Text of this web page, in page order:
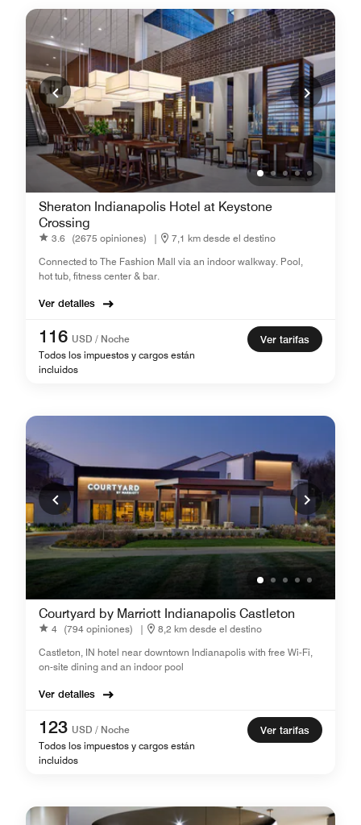
Sheraton Indianapolis Hotel at Keystone
Crossing
3.6 (2675 opiniones) |
7,1 km desde el destino
Connected to The Fashion Mall via an indoor walkway. Pool,
hot tub, fitness center & bar.
Ver detalles
116 USD / Noche
Todos los impuestos y cargos están
incluidos
Ver tarifas
Courtyard by Marriott Indianapolis Castleton
4 (794 opiniones) |
8,2 km desde el destino
Castleton, IN hotel near downtown Indianapolis with free Wi-Fi,
on-site dining and an indoor pool
Ver detalles
123 USD / Noche
Todos los impuestos y cargos están
incluidos
Ver tarifas